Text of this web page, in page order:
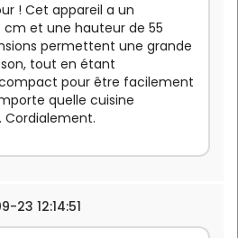
! Cet appareil a un
et une hauteur de 55
permettent une grande
tout en étant
pour être facilement
quelle cuisine
Cordialement.
23 12:14:51